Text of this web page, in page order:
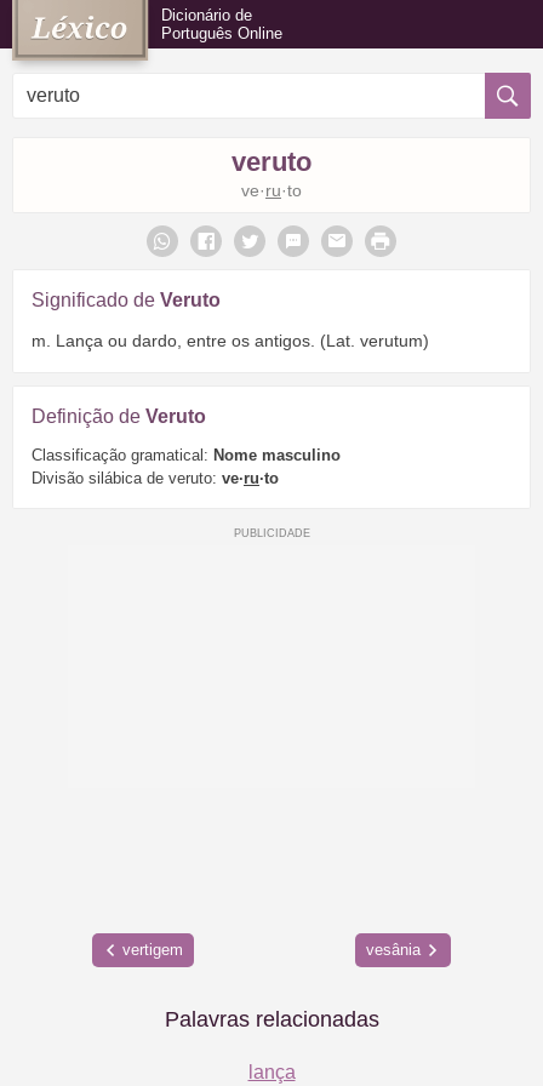
Dicionário de
Português Online
veruto
ve·ru·to
Significado de Veruto
m. Lança ou dardo, entre os antigos. (Lat. verutum)
Definição de Veruto
Classificação gramatical: Nome masculino
Divisão silábica de veruto: ve·ru·to
vertigem vesânia
Palavras relacionadas
lança